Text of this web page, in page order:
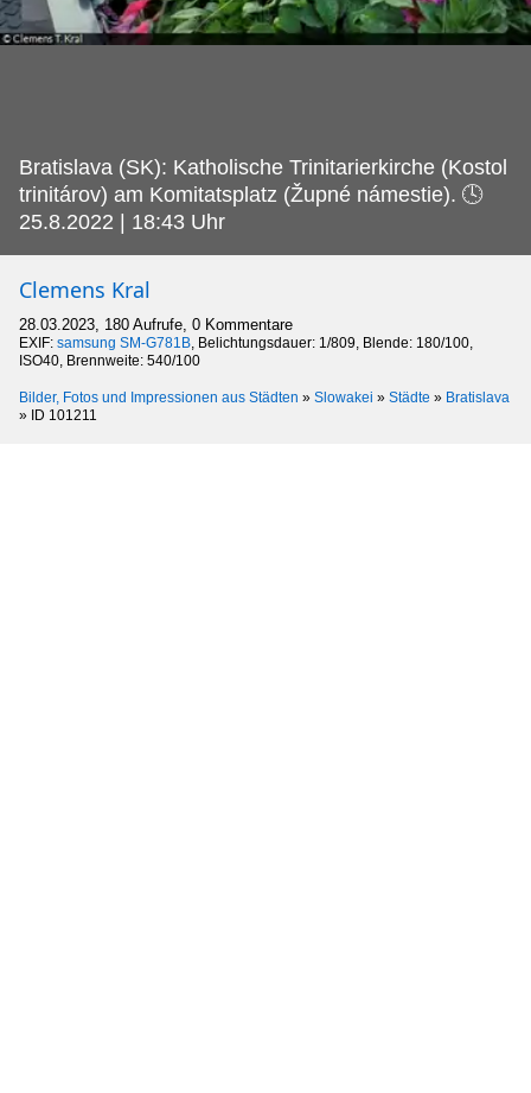
Bratislava (SK): Katholische Trinitarierkirche (Kostol
trinitárov) am Komitatsplatz (Župné námestie). 🕓
25.8.2022 | 18:43 Uhr
Clemens Kral
28.03.2023, 180 Aufrufe, 0 Kommentare
EXIF: samsung SM-G781B, Belichtungsdauer: 1/809, Blende: 180/100,
ISO40, Brennweite: 540/100
Bilder, Fotos und Impressionen aus Städten » Slowakei » Städte » Bratislava
» ID 101211